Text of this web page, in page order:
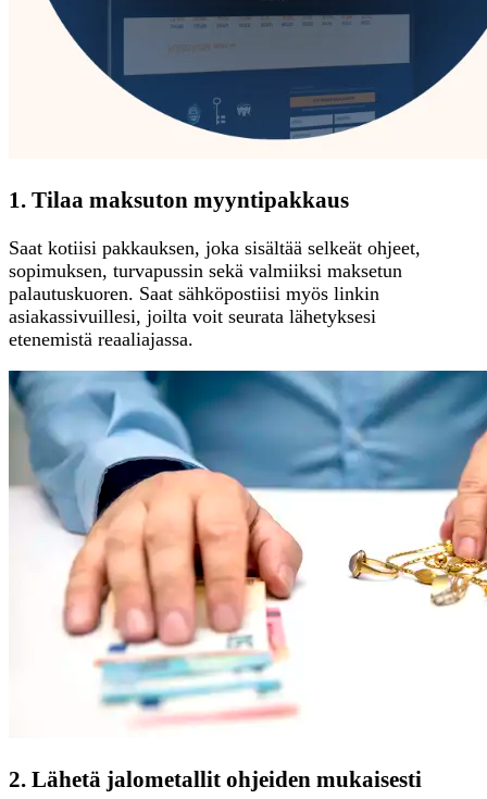
1. Tilaa maksuton myyntipakkaus
Saat kotiisi pakkauksen, joka sisältää selkeät ohjeet,
sopimuksen, turvapussin sekä valmiiksi maksetun
palautuskuoren. Saat sähköpostiisi myös linkin
asiakassivuillesi, joilta voit seurata lähetyksesi
etenemistä reaaliajassa.
2. Lähetä jalometallit ohjeiden mukaisesti